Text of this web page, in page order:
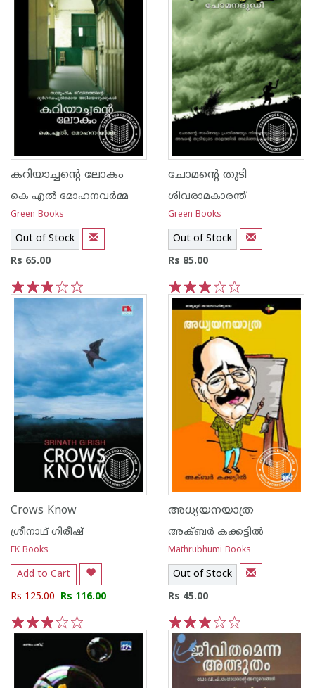
കറിയാച്ചന്റെ ലോകം
കെ എല്‍ മോഹനവര്‍മ്മ
Green Books
Out of Stock
Rs 65.00
5
4
3
2
1
ചോമന്റെ തുടി
ശിവരാമകാരന്ത്
Green Books
Out of Stock
Rs 85.00
5
4
3
2
1
Crows Know
ശ്രീനാഥ് ഗിരീഷ്
EK Books
Add to Cart
Rs 125.00 Rs 116.00
5
4
3
2
1
അധ്യയനയാത്ര
അക്‍ബര്‍ കക്കട്ടില്‍
Mathrubhumi Books
Out of Stock
Rs 45.00
5
4
3
2
1